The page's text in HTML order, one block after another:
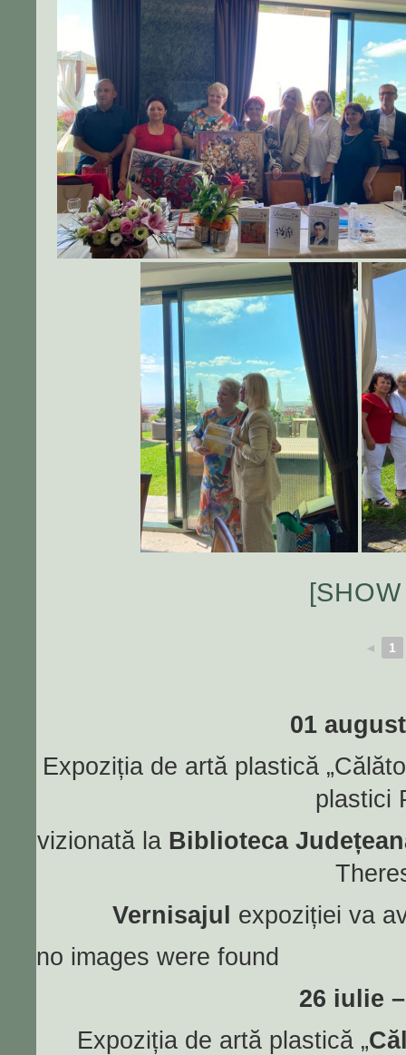
◄ 1
01
Expoziția de artă plastică
plastici
vizionată la Biblioteca
Vernisajul
expoziției va
no images were found
26 iulie
Expoziția de artă plastică „